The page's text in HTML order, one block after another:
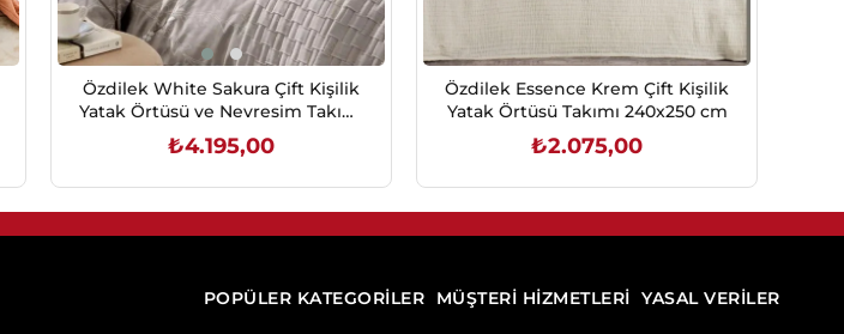
Özdilek White Sakura Çift Kişilik
Yatak Örtüsü ve Nevresim Takımı
Seti Bej
₺4.195,00
Özdilek Essence Krem Çift Kişilik
Yatak Örtüsü Takımı 240x250 cm
₺2.075,00
POPÜLER KATEGORİLER MÜŞTERİ HİZMETLERİ YASAL VERİLER